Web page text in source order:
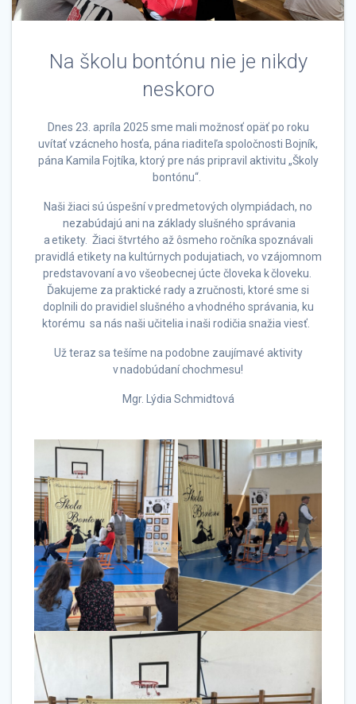
Na školu bontónu nie je nikdy
neskoro
Dnes 23. apríla 2025 sme mali možnosť opäť po roku
uvítať vzácneho hosťa, pána riaditeľa spoločnosti Bojník,
pána Kamila Fojtíka, ktorý pre nás pripravil aktivitu „Školy
bontónu“.
Naši žiaci sú úspešní v predmetových olympiádach, no
nezabúdajú ani na základy slušného správania
a etikety. Žiaci štvrtého až ôsmeho ročníka spoznávali
pravidlá etikety na kultúrnych podujatiach, vo vzájomnom
predstavovaní a vo všeobecnej úcte človeka k človeku.
Ďakujeme za praktické rady a zručnosti, ktoré sme si
doplnili do pravidiel slušného a vhodného správania, ku
ktorému sa nás naši učitelia i naši rodičia snažia viesť.
Už teraz sa tešíme na podobne zaujímavé aktivity
v nadobúdaní chochmesu!
Mgr. Lýdia Schmidtová